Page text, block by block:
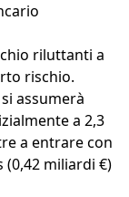
riluttanti a
rischio.
assumerà
a 2,3
a entrare con
(0,42 miliardi €)